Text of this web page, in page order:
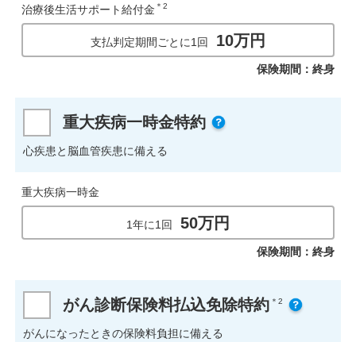
治療後生活サポート給付金 ＊2
支払判定期間ごとに1回 10万円
保険期間：終身
重大疾病一時金特約
心疾患と脳血管疾患に備える
重大疾病一時金
1年に1回 50万円
保険期間：終身
がん診断保険料払込免除特約 ＊2
がんになったときの保険料負担に備える